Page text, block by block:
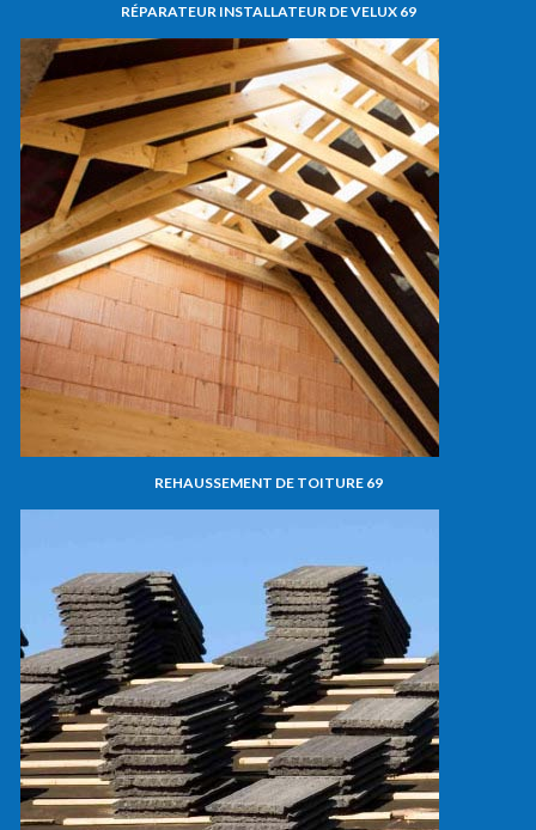
RÉPARATEUR INSTALLATEUR DE VELUX 69
REHAUSSEMENT DE TOITURE 69